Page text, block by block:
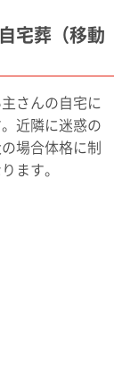
宅葬（移動
さんの自宅に
近隣に迷惑の
場合体格に制
ます。